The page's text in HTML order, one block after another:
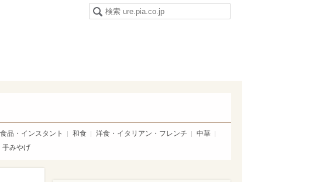
品・インスタント 和食 洋食・イタリアン・フレンチ
中華
手みやげ